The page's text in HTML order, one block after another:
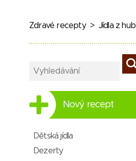
Zdravé recepty> Jídla z hub
Nový recept
Dětská jídla
Dezerty